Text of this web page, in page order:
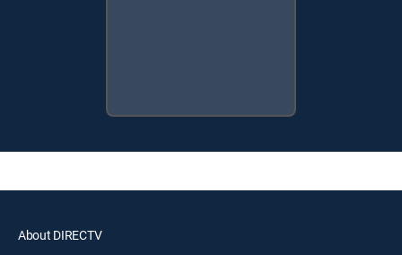
About DIRECTV